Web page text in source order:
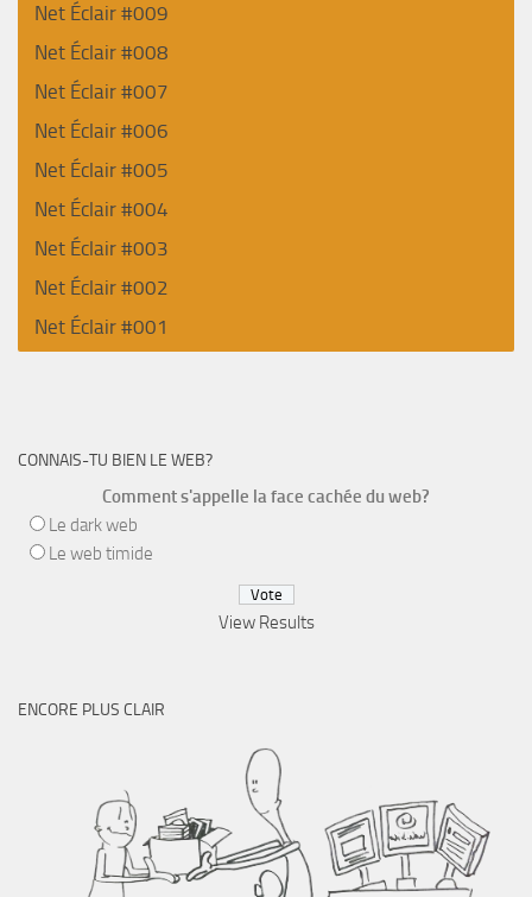
Net Éclair #009
Net Éclair #008
Net Éclair #007
Net Éclair #006
Net Éclair #005
Net Éclair #004
Net Éclair #003
Net Éclair #002
Net Éclair #001
CONNAIS-TU BIEN LE WEB?
Comment s'appelle la face cachée du web?
Le dark web
Le web timide
View Results
ENCORE PLUS CLAIR